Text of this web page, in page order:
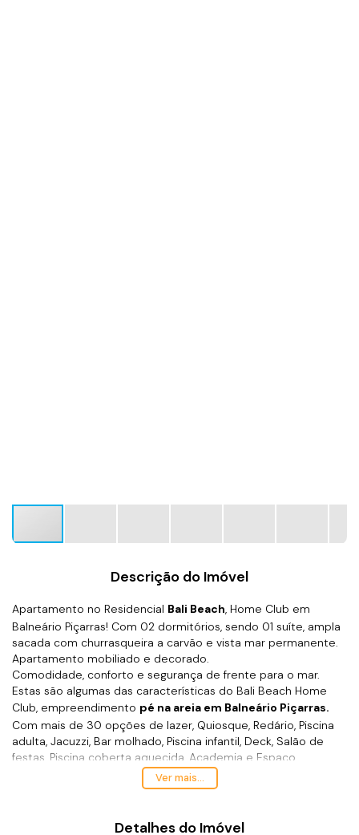
Descrição do Imóvel
Apartamento no Residencial Bali Beach, Home Club em
Balneário Piçarras! Com 02 dormitórios, sendo 01 suíte, ampla
sacada com churrasqueira a carvão e vista mar permanente.
Apartamento mobiliado e decorado.
Comodidade, conforto e segurança de frente para o mar.
Estas são algumas das características do Bali Beach Home
Club, empreendimento pé na areia em Balneário Piçarras.
Com mais de 30 opções de lazer, Quiosque, Redário, Piscina
adulta, Jacuzzi, Bar molhado, Piscina infantil, Deck, Salão de
festas, Piscina coberta aquecida, Academia e Espaço
gourmet, Praça, Quadra Poliesportiva, Espaço kids, Playground ,
Espaço pet, Boulevard, Salão de jogos, acesso à praia pelo
Facilidades de acesso tanto pela BR-101 como pelo aeroporto
Ver mais...
Detalhes do Imóvel